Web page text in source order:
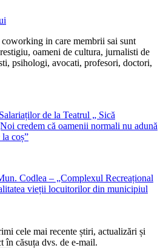
in care membrii sai sunt
oameni de cultura, jurnalisti de
psihologi, avocati, profesori, doctori,
de la Teatrul „ Sică
credem că oamenii normali nu adună
coș”
Codlea – „Complexul Recreațional
vieții locuitorilor din municipiul
cele mai recente știri, actualizări și
în căsuța dvs. de e-mail.